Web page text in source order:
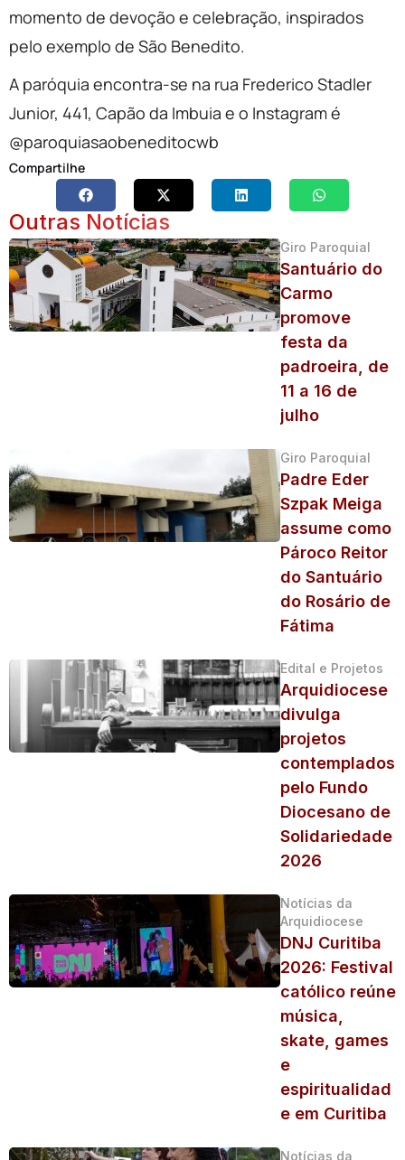
momento de devoção e celebração, inspirados
pelo exemplo de São Benedito.
A paróquia encontra-se na rua Frederico Stadler
Junior, 441, Capão da Imbuia e o Instagram é
@paroquiasaobeneditocwb
Compartilhe
Outras Notícias
Giro Paroquial
Santuário do
Carmo
promove
festa da
padroeira, de
11 a 16 de
julho
Giro Paroquial
Padre Eder
Szpak Meiga
assume como
Pároco Reitor
do Santuário
do Rosário de
Fátima
Edital e Projetos
Arquidiocese
divulga
projetos
contemplados
pelo Fundo
Diocesano de
Solidariedade
2026
Notícias da
Arquidiocese
DNJ Curitiba
2026: Festival
católico reúne
música,
skate, games
e
espiritualidad
e em Curitiba
Notícias da